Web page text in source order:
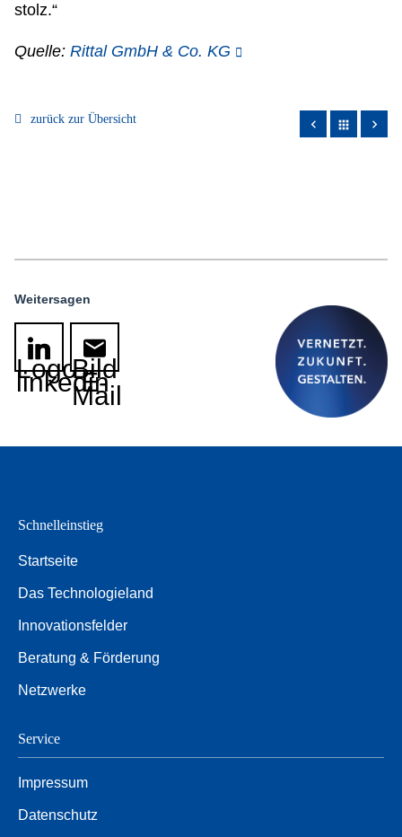
stolz.“
Quelle: Rittal GmbH & Co. KG
zurück zur Übersicht apps
Weitersagen
Logo
linkedin
Bild
E-
Mail
Schnelleinstieg
Startseite
Das Technologieland
Innovationsfelder
Beratung & Förderung
Netzwerke
Service
Impressum
Datenschutz